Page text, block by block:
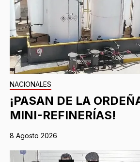
NACIONALES
¡PASAN DE LA
MINI-REFINERÍAS!
8 Agosto 2026